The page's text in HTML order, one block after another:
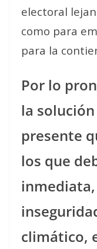
electoral
como para
para la
Por lo
la
presente
los que
climático,